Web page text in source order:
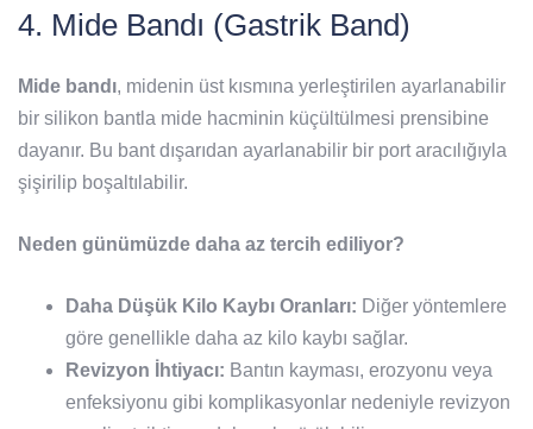
4. Mide Bandı (Gastrik Band)
Mide bandı, midenin üst kısmına yerleştirilen ayarlanabilir
bir silikon bantla mide hacminin küçültülmesi prensibine
dayanır. Bu bant dışarıdan ayarlanabilir bir port aracılığıyla
şişirilip boşaltılabilir.
Neden günümüzde daha az tercih ediliyor?
Daha Düşük Kilo Kaybı Oranları: Diğer yöntemlere
göre genellikle daha az kilo kaybı sağlar.
Revizyon İhtiyacı: Bantın kayması, erozyonu veya
enfeksiyonu gibi komplikasyonlar nedeniyle revizyon